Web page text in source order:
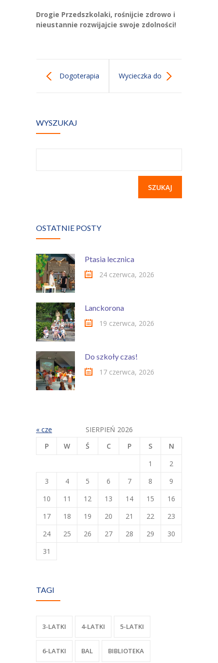
Kontakt
Drogie Przedszkolaki, rośnijcie zdrowo i
nieustannie rozwijajcie swoje zdolności!
Dogoterapia Wycieczka do
WYSZUKAJ
OSTATNIE POSTY
Ptasia lecznica
24 czerwca, 2026
Lanckorona
19 czerwca, 2026
Do szkoły czas!
17 czerwca, 2026
SIERPIEŃ 2026
P
W Ś C P S
N
1
2
3
4 5 6 7 8
9
10
11 12 13 14 15
16
17
18 19 20 21 22
23
24
25 26 27 28 29
30
31
« cze
TAGI
3-LATKI 4-LATKI 5-LATKI
6-LATKI BAL BIBLIOTEKA